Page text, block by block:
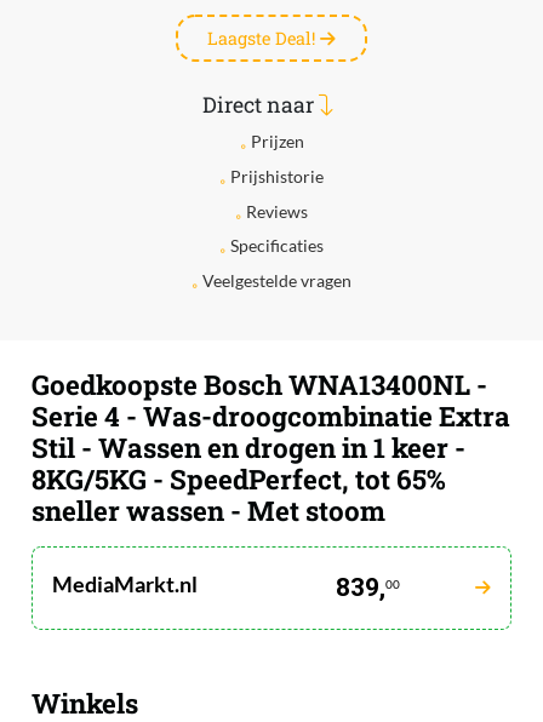
Laagste Deal!
Direct naar
Prijzen
Prijshistorie
Reviews
Specificaties
Veelgestelde vragen
Goedkoopste Bosch WNA13400NL -
Serie 4 - Was-droogcombinatie Extra
Stil - Wassen en drogen in 1 keer -
8KG/5KG - SpeedPerfect, tot 65%
sneller wassen - Met stoom
MediaMarkt.nl 839,00
Winkels